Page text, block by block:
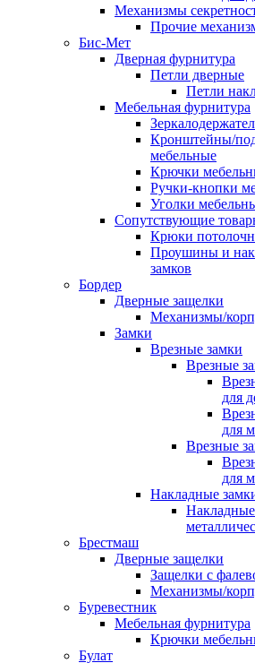
Механизмы
Прочие
Бис-Мет
Дверная фурнитура
Петли дверные
Петли
Мебельная фурнитура
Кронштейны/
мебельные
Крючки
Ручки-кнопки
Уголки
Сопутствующие
Крюки
Проушины и
замков
Бордер
Дверные защелки
Механизмы/
Замки
Врезные замки
Врезные
для
для
Врезные
для
Накладные
Брестмаш
Дверные защелки
Защелки с
Механизмы/
Буревестник
Мебельная фурнитура
Крючки
Булат